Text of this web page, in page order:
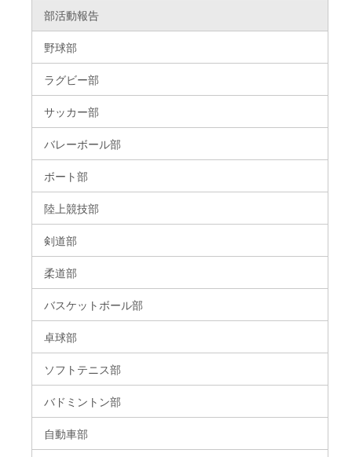
部活動報告
野球部
ラグビー部
サッカー部
バレーボール部
ボート部
陸上競技部
剣道部
柔道部
バスケットボール部
卓球部
ソフトテニス部
バドミントン部
自動車部